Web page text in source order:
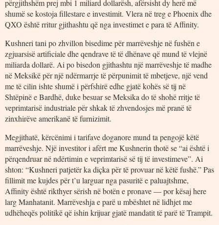
përgjithshëm prej mbi 1 miliard dollarësh, afërsisht dy herë më
shumë se kostoja fillestare e investimit. Vlera në treg e Phoenix dhe
QXO është rritur gjithashtu që nga investimet e para të Affinity.
Kushneri tani po zhvillon bisedime për marrëveshje në fushën e
zgjuarsisë artificiale dhe qendrave të të dhënave që mund të vlejnë
miliarda dollarë. Ai po bisedon gjithashtu një marrëveshje të madhe
në Meksikë për një ndërmarrje të përpunimit të mbetjeve, një vend
me të cilin ishte shumë i përfshirë edhe gjatë kohës së tij në
Shtëpinë e Bardhë, duke besuar se Meksika do të shohë rritje të
veprimtarisë industriale për shkak të zhvendosjes më pranë të
zinxhirëve amerikanë të furnizimit.
Megjithatë, kërcënimi i tarifave doganore mund ta pengojë këtë
marrëveshje. Një investitor i afërt me Kushnerin thotë se “ai është i
përqendruar në ndërtimin e veprimtarisë së tij të investimeve”. Ai
shton: “Kushneri patjetër ka diçka për të provuar në këtë fushë.” Pas
fillimit me kujdes për t’u larguar nga pasuritë e paluajtshme,
Affinity është rikthyer sërish në botën e pronave — por kësaj here
larg Manhatanit. Marrëveshja e parë u mbështet në lidhjet me
udhëheqës politikë që ishin krijuar gjatë mandatit të parë të Trampit.